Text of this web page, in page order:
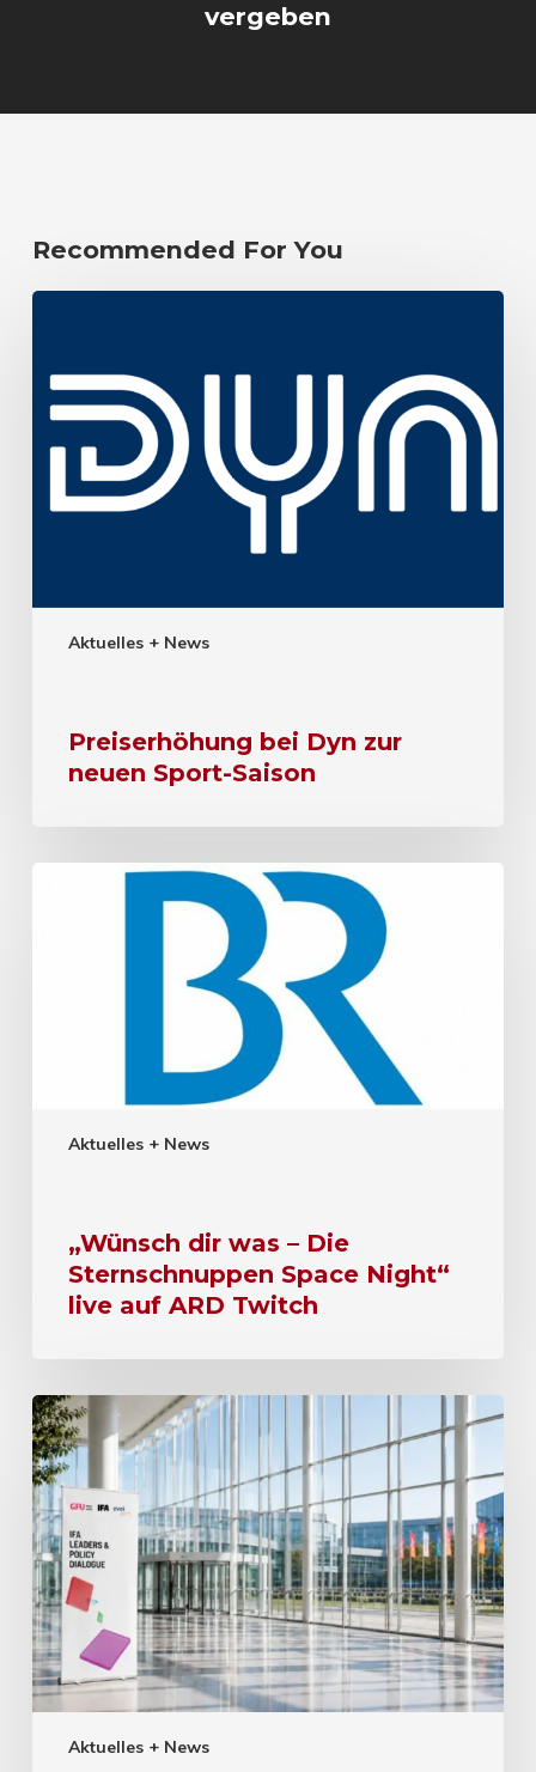
vergeben
Recommended For You
Aktuelles + News
Preiserhöhung bei Dyn zur
neuen Sport-Saison
Aktuelles + News
„Wünsch dir was – Die
Sternschnuppen Space Night“
live auf ARD Twitch
Aktuelles + News